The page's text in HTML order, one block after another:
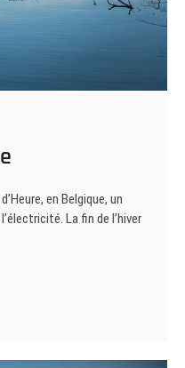
en Belgique, un
La fin de l’hiver